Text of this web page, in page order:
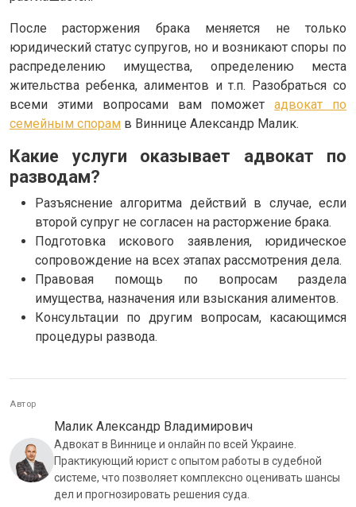
После расторжения брака меняется не только
юридический статус супругов, но и возникают споры по
распределению имущества, определению места
жительства ребенка, алиментов и т.п. Разобраться со
всеми этими вопросами вам поможетадвокат по
семейным спорам в Виннице Александр Малик.
Какие услуги оказывает адвокат по
разводам?
Разъяснение алгоритма действий в случае, если
второй супруг не согласен на расторжение брака.
Подготовка искового заявления, юридическое
сопровождение на всех этапах рассмотрения дела.
Правовая помощь по вопросам раздела
имущества, назначения или взыскания алиментов.
Консультации по другим вопросам, касающимся
процедуры развода.
Автор
Малик Александр Владимирович
Адвокат в Виннице и онлайн по всей Украине.
Практикующий юрист с опытом работы в судебной
системе, что позволяет комплексно оценивать шансы
дел и прогнозировать решения суда.